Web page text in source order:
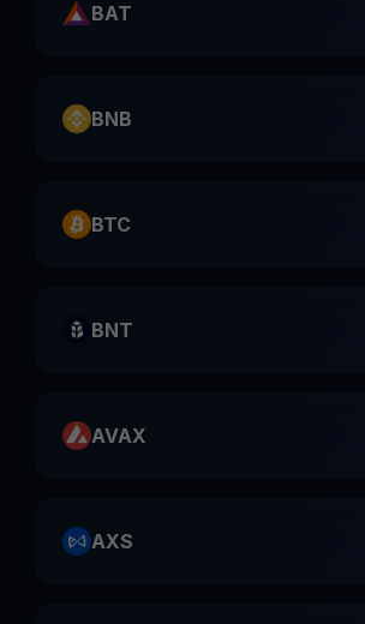
BAT
BNB
BTC
BNT
AVAX
AXS